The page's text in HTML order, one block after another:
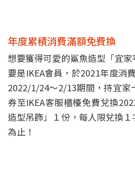
年度累積消費滿額免費換
想要獲得可愛的鯊魚造型「宜
要是IKEA會員，於2021年度消
2022/1/24～2/13期間，持宜家
券至IKEA客服櫃檯免費兌換
造型吊飾」１份，每人限兌換
為止！